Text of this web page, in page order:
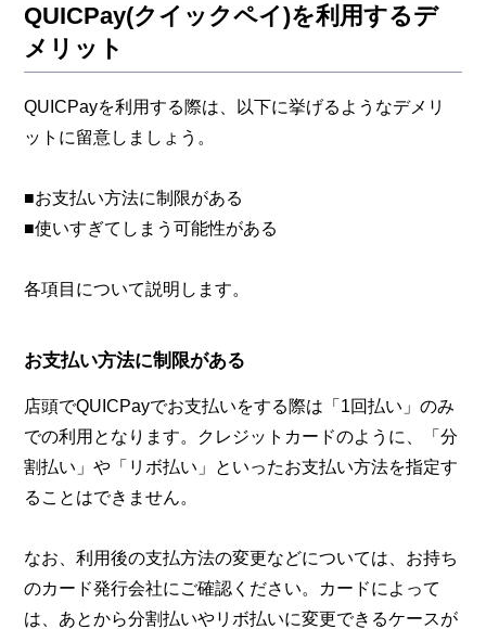
QUICPay(クイックペイ)を利用するデ
メリット
QUICPayを利用する際は、以下に挙げるようなデメリ
ットに留意しましょう。
■お支払い方法に制限がある
■使いすぎてしまう可能性がある
各項目について説明します。
お支払い方法に制限がある
店頭でQUICPayでお支払いをする際は「1回払い」のみ
での利用となります。クレジットカードのように、「分
割払い」や「リボ払い」といったお支払い方法を指定す
ることはできません。
なお、利用後の支払方法の変更などについては、お持ち
のカード発行会社にご確認ください。カードによって
は、あとから分割払いやリボ払いに変更できるケースが